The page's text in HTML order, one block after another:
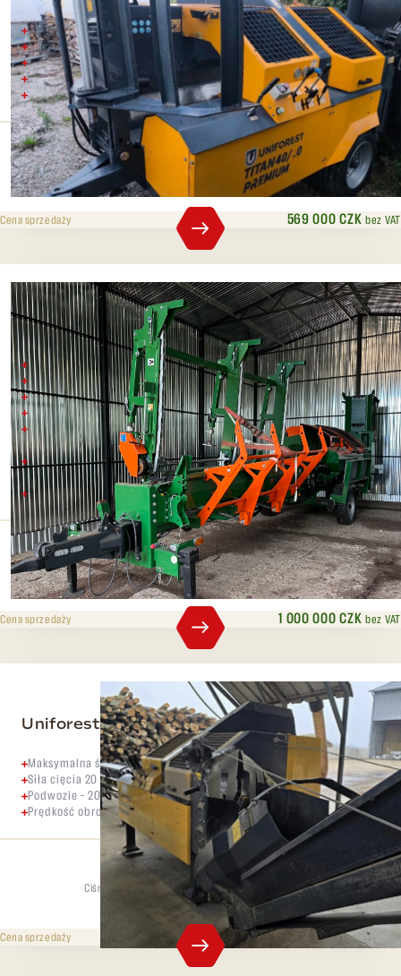
Napęd: wał odbioru mocy 35 kW / 45 KM LUB
Napęd elektryczny 15 kW
Prędkość obrotowa: 420–460 min-1
Siła cięcia: 200 kN / 20 t
Cięcie: maks. średnica drewna Ø 40 cm
Ciśnienie rozdzielające
20 t
Maks. średnica
40 cm
569 000 CZKbez VAT
Cena sprzedaży
POSCH SPALTFIX S 375 mobile
maks. średnica pnia 37 cm
siła cięcia 12 t z funkcją Autospeed
tarcza piły Ø 90 cm
8 kłód o długości do 50 cm w jednym kroku roboczym
4-częściowe rozłupywanie (w standardzie) hydrauliczny posuw za
pomocą przenośnika taśmowego o długości 2 m
hydrauliczny posuw piły z automatycznym zatrzymaniem i funkcją
automatycznego przytrzymywania
trzypunktowe zawieszenie kat. II
Ciśnienie rozdzielające
12 t
Maks. średnica
37 cm
1 000 000 CZKbez VAT
Cena sprzedaży
Uniforest Titan 40/20 combi
Maksymalna średnica drewna 40 cm
Siła cięcia 20 ton
Podwozie – 200/60/R14,5
Prędkość obrotowa: 420–460 min-1
Ciśnienie rozdzielające
Maks. średnica
40 cm
549 000 CZKbez VAT
Cena sprzedaży